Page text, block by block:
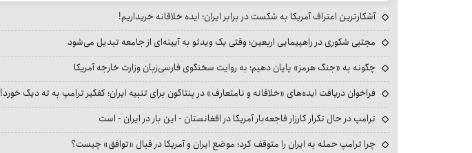
آشکارترین اعتراف آمریکا به شکست در برابر ایران؛ ایده خلاقانه خریداریم!
مجتبی شکوری در راهپیمایی اربعین؛ وقتی یک ویدئو به آیینه‌ای از جامعه تبدیل می‌شود
چگونه به «جنگ هرمز» پایان دهیم؛ به روایت سخنگوی فارسی‌زبان وزارت خارجه آمریکا
فراخوان دریافت ایده‌های «خلاقانه و نامتعارف» در پنتاگون برای تنبیه ایران؛ کفگیر ترامپ به ته دیگ خورد!
ترامپ در حال تکرار کارزار فاجعه‌بار آمریکا در افغانستان - این بار در ایران - است
چرا ترامپ حمله به ایران را متوقف کرد؛ موضع ایران و آمریکا در قبال «توافق» چیست؟